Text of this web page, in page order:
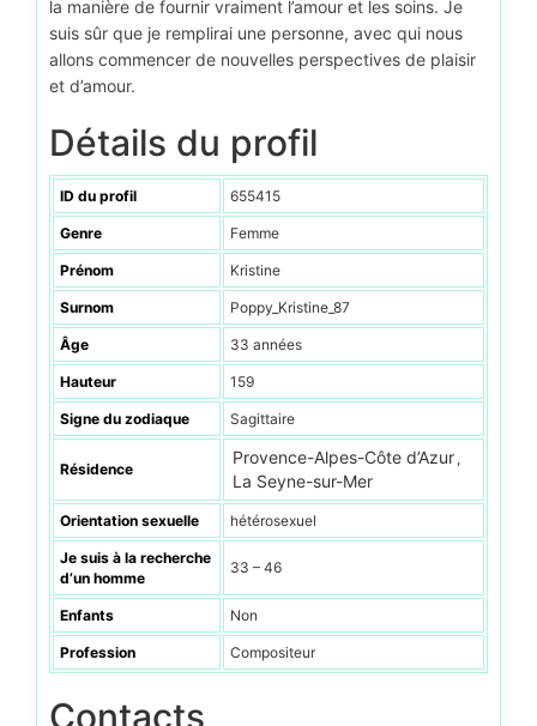
la manière de fournir vraiment l’amour et les soins. Je
suis sûr que je remplirai une personne, avec qui nous
allons commencer de nouvelles perspectives de plaisir
et d’amour.
Détails du profil
ID du profil 655415
Genre Femme
Prénom Kristine
Surnom Poppy_Kristine_87
Âge 33 années
Hauteur 159
Signe du zodiaque Sagittaire
Résidence
Provence-Alpes-Côte d’Azur ,
La Seyne-sur-Mer
Orientation sexuelle hétérosexuel
Je suis à la recherche
d’un homme
33 – 46
Enfants Non
Profession Compositeur
Contacts